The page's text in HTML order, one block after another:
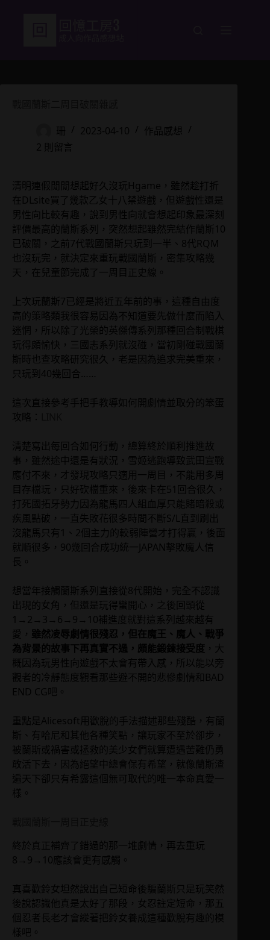
珊
2023-04-10
作品感想
2 則留言
清明連假閒閒想起好久沒玩Hgame，雖然趁打折
在DLsite買了幾款乙女十八禁遊戲，但遊戲性還是
男性向比較有趣，說到男性向就會想起印象最深刻
評價最高的蘭斯系列，突然想起雖然完結作蘭斯10
已破關，之前7代戰國蘭斯只玩到一半、8代RQM
也沒玩完，就決定來重玩戰國蘭斯，密集攻略幾
天，在兒童節完成了一周目正史線。
上次玩蘭斯7已經是將近五年前的事，這種自由度
高的策略類我很容易因為不知道要先做什麼而陷入
迷惘，所以除了光榮的英傑傳系列那種回合制戰棋
玩得頗愉快，三國志系列就沒碰，當初剛碰戰國蘭
斯時也查攻略研究很久，老是因為追求完美重來，
只玩到40幾回合……
這次直接參考手把手教導如何開劇情並取分的笨蛋
攻略：
清楚寫出每回合如何行動，總算終於順利推進故
事，雖然途中還是有狀況，雪姬逃跑導致武田宣戰
應付不來，才發現攻略只適用一周目，不能用多周
目存檔玩，只好砍檔重來，後來卡在51回合很久，
打死國拓牙勢力因為龍馬四人組血厚只能賭暗殺或
疾風點破，一直失敗花很多時間不斷S/L直到刷出
沒龍馬只有1、2個主力的較弱陣營才打得贏，後面
就順很多，90幾回合成功統一JAPAN擊敗魔人信
長。
想當年接觸蘭斯系列直接從8代開始，完全不認識
出現的女角，但還是玩得蠻開心，之後回頭從
1→2→3→6→9→10補進度就對這系列越來越有
愛， 雖然凌辱劇情很殘忍，但在魔王、魔人、戰爭
為背景的故事下再真實不過，頗能鍛鍊接受度 ，大
概因為玩男性向遊戲不太會有帶入感，所以能以旁
觀者的冷靜態度觀看那些避不開的悲慘劇情和BAD
END CG吧。
重點是Alicesoft用歡脫的手法描述那些殘酷，有蘭
斯、有哈尼和其他各種笑點，讓玩家不至於卻步，
被蘭斯或禍害或拯救的美少女們就算遭遇苦難仍勇
敢活下去，因為絕望中總會保有希望，就像蘭斯渣
遍天下卻只有希露這個無可取代的唯一本命真愛一
樣。
終於真正補齊了錯過的那一堆劇情，再去重玩
8→9→10應該會更有感觸。
真喜歡鈴女坦然說出自己短命後騙蘭斯只是玩笑然
後說認識他真是太好了那段，女忍註定短命，那五
個忍者長老才會縱著把鈴女養成這種歡脫有趣的模
樣吧。